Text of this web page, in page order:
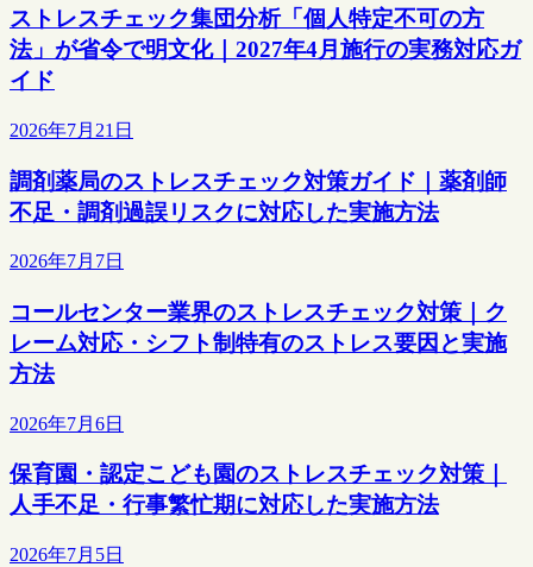
ストレスチェック集団分析「個人特定不可の方
法」が省令で明文化｜2027年4月施行の実務対応ガ
イド
2026年7月21日
調剤薬局のストレスチェック対策ガイド｜薬剤師
不足・調剤過誤リスクに対応した実施方法
2026年7月7日
コールセンター業界のストレスチェック対策｜ク
レーム対応・シフト制特有のストレス要因と実施
方法
2026年7月6日
保育園・認定こども園のストレスチェック対策｜
人手不足・行事繁忙期に対応した実施方法
2026年7月5日